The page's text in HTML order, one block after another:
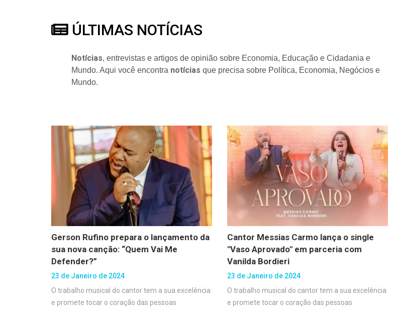
ÚLTIMAS NOTÍCIAS
Notícias, entrevistas e artigos de opinião sobre Economia, Educação e Cidadania e
Mundo. Aqui você encontra notícias que precisa sobre Política, Economia, Negócios e
Mundo.
Gerson Rufino prepara o lançamento da
sua nova canção: “Quem Vai Me
Defender?”
23 de Janeiro de 2024
O trabalho musical do cantor tem a sua excelência
e promete tocar o coração das pessoas
Cantor Messias Carmo lança o single
"Vaso Aprovado" em parceria com
Vanilda Bordieri
23 de Janeiro de 2024
O trabalho musical do cantor tem a sua excelência
e promete tocar o coração das pessoas